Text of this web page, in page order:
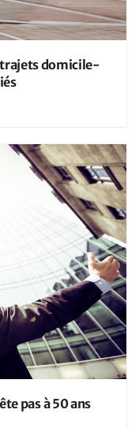
trajets domicile-
pas à 50 ans